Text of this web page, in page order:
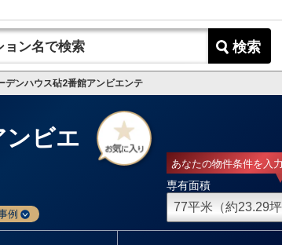
検索
デンハウス砧2番館アンビエンテ
ンビエ
例
あなたの物件条件を入
専有面積